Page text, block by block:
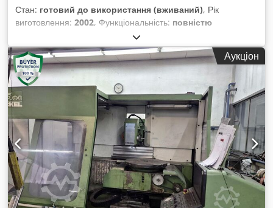
Стан: готовий до використання (вживаний), Рік
виготовлення: 2002, Функціональність: повністю
, відстань переміщення по осі X:
відстань переміщення по осі Y:630 мм, відстань
переміщення осі Z:630 мм, модель контролера:
Heidenhain iTNC 530, максимальна швидкість шпинделя:
12 000 об/хв, Відсутня мінімальна ціна – гарантований
продаж за найвищою ставкою! Шпиндель було замінено
14.11.2018. ТЕХНІЧНІ ХАРАКТЕРИСТИКИ Хід по осі X: 880
мм Хід по осі Y: 630 мм Хід по осі Z: 630 мм Швидкість
обертання шпинделя: 12 000 об/хв Керована вісь B: від
−15° до +90° Тип кріплення інструменту: SK 40 Кількість
місць у магазині інструментів: 32 ХАРАКТЕРИСТИКИ
ВЕРСТАТА Система управління: Heidenhain iTNC 530
Напрацьовані години шпинделя: 50 033 год ОБЛАДНАННЯ
Csdpfxszpw Iuo Ahuoha Система охолодження
Аукціон